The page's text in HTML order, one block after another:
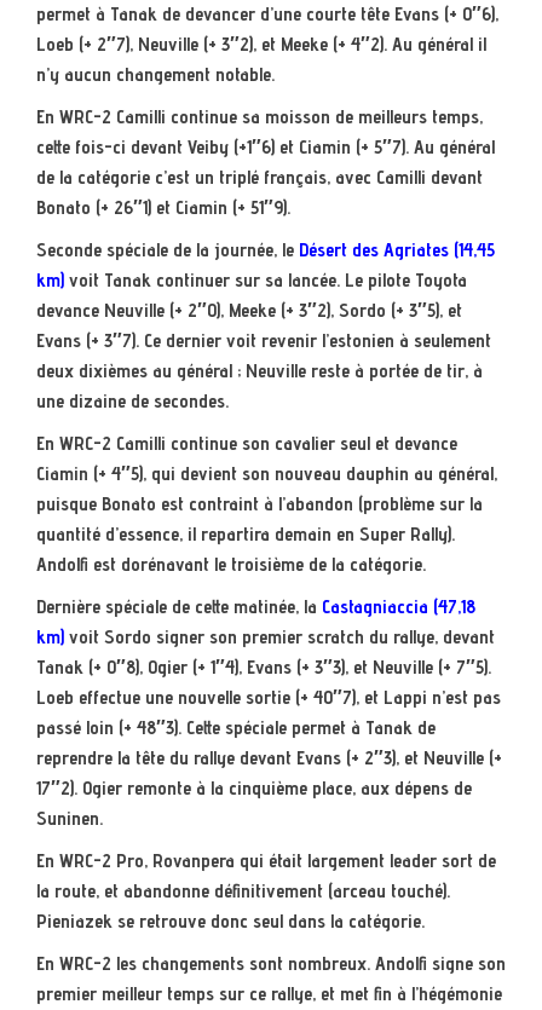
permet à Tanak de devancer d’une courte tête Evans (+ 0″6),
Loeb (+ 2″7), Neuville (+ 3″2), et Meeke (+ 4″2). Au général il
n’y aucun changement notable.
En WRC-2 Camilli continue sa moisson de meilleurs temps,
cette fois-ci devant Veiby (+1″6) et Ciamin (+ 5″7). Au général
de la catégorie c’est un triplé français, avec Camilli devant
Bonato (+ 26″1) et Ciamin (+ 51″9).
Seconde spéciale de la journée, le Désert des Agriates (14,45
km) voit Tanak continuer sur sa lancée. Le pilote Toyota
devance Neuville (+ 2″0), Meeke (+ 3″2), Sordo (+ 3″5), et
Evans (+ 3″7). Ce dernier voit revenir l’estonien à seulement
deux dixièmes au général ; Neuville reste à portée de tir, à
une dizaine de secondes.
En WRC-2 Camilli continue son cavalier seul et devance
Ciamin (+ 4″5), qui devient son nouveau dauphin au général,
puisque Bonato est contraint à l’abandon (problème sur la
quantité d’essence, il repartira demain en Super Rally).
Andolfi est dorénavant le troisième de la catégorie.
Dernière spéciale de cette matinée, la Castagniaccia (47,18
km) voit Sordo signer son premier scratch du rallye, devant
Tanak (+ 0″8), Ogier (+ 1″4), Evans (+ 3″3), et Neuville (+ 7″5).
Loeb effectue une nouvelle sortie (+ 40″7), et Lappi n’est pas
passé loin (+ 48″3). Cette spéciale permet à Tanak de
reprendre la tête du rallye devant Evans (+ 2″3), et Neuville (+
17″2). Ogier remonte à la cinquième place, aux dépens de
Suninen.
En WRC-2 Pro, Rovanpera qui était largement leader sort de
la route, et abandonne définitivement (arceau touché).
Pieniazek se retrouve donc seul dans la catégorie.
En WRC-2 les changements sont nombreux. Andolfi signe son
premier meilleur temps sur ce rallye, et met fin à l’hégémonie